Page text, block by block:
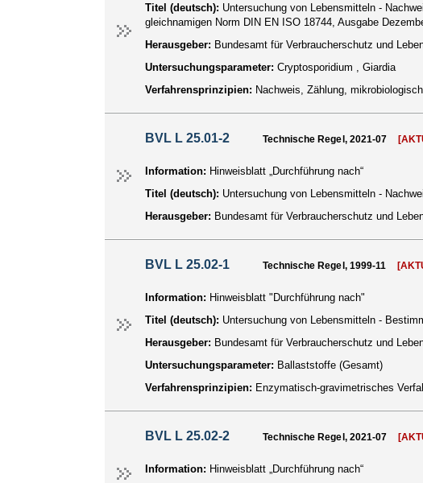
Titel (deutsch): Untersuchung von Lebensmitteln -
gleichnamigen Norm DIN EN ISO 18744, Ausgabe
Herausgeber: Bundesamt für Verbraucherschutz und
Untersuchungsparameter: Cryptosporidium , Giardia
Verfahrensprinzipien: Nachweis, Zählung, mikrobiologisch
BVL L 25.01-2 Technische Regel, 2021-07
Information: Hinweisblatt „Durchführung nach“
Titel (deutsch): Untersuchung von Lebensmitteln -
Herausgeber: Bundesamt für Verbraucherschutz und
BVL L 25.02-1 Technische Regel, 1999-11
Information: Hinweisblatt "Durchführung nach"
Titel (deutsch): Untersuchung von Lebensmitteln -
Herausgeber: Bundesamt für Verbraucherschutz und
Untersuchungsparameter: Ballaststoffe (Gesamt)
Verfahrensprinzipien: Enzymatisch-gravimetrisches
BVL L 25.02-2 Technische Regel, 2021-07
Information: Hinweisblatt „Durchführung nach“